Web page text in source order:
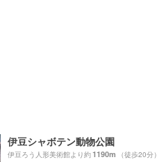
伊豆シャボテン動物公園
伊豆ろう人形美術館より約1190m （徒歩20分）